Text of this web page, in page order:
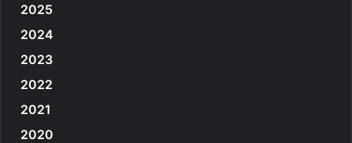
2025
2024
2023
2022
2021
2020